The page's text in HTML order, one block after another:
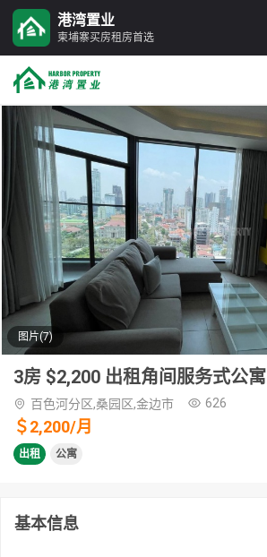
港湾置业
柬埔寨买房租房首选
图片(7)
3房 $2,200 出租角间服务式公寓
百色河分区,桑园区,金边市 626
＄2,200/月
出租 公寓
基本信息